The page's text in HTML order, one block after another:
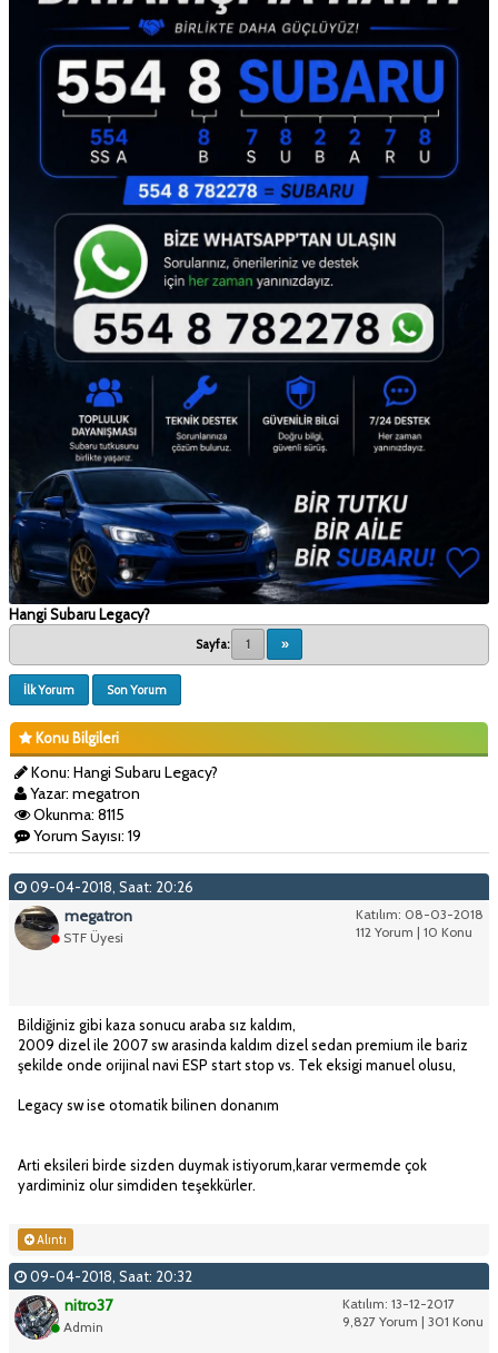
Hangi Subaru Legacy?
Sayfa: 1 »
İlk Yorum Son Yorum
Konu Bilgileri
Konu: Hangi Subaru Legacy?
Yazar: megatron
Okunma: 8115
Yorum Sayısı: 19
09-04-2018, Saat: 20:26
Katılım: 08-03-2018
112 Yorum | 10 Konu
megatron
STF Üyesi
Bildiğiniz gibi kaza sonucu araba sız kaldım,
2009 dizel ile 2007 sw arasinda kaldım dizel sedan premium ile bariz
şekilde onde orijinal navi ESP start stop vs. Tek eksigi manuel olusu,
Legacy sw ise otomatik bilinen donanım
Arti eksileri birde sizden duymak istiyorum,karar vermemde çok
yardiminiz olur simdiden teşekkürler.
Alıntı
09-04-2018, Saat: 20:32
Katılım: 13-12-2017
9,827 Yorum | 301 Konu
nitro37
Admin